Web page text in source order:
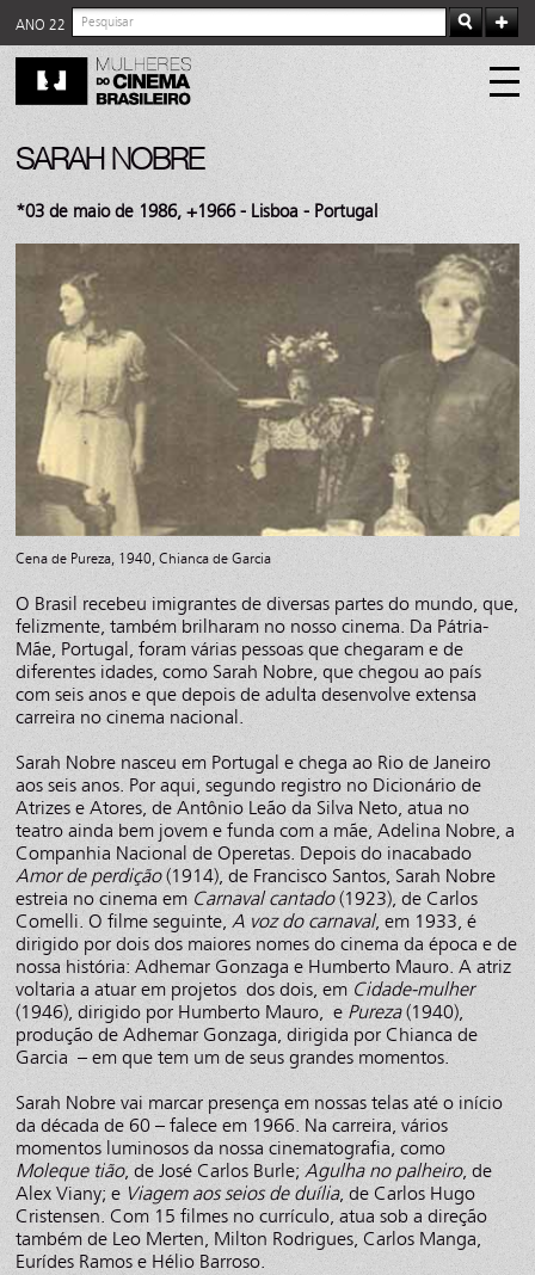
ANO 22
SARAH NOBRE
*03 de maio de 1986, +1966 - Lisboa - Portugal
Cena de Pureza, 1940, Chianca de Garcia
O Brasil recebeu imigrantes de diversas partes do mundo, que,
felizmente, também brilharam no nosso cinema. Da Pátria-
Mãe, Portugal, foram várias pessoas que chegaram e de
diferentes idades, como Sarah Nobre, que chegou ao país
com seis anos e que depois de adulta desenvolve extensa
carreira no cinema nacional.
Sarah Nobre nasceu em Portugal e chega ao Rio de Janeiro
aos seis anos. Por aqui, segundo registro no Dicionário de
Atrizes e Atores, de Antônio Leão da Silva Neto, atua no
teatro ainda bem jovem e funda com a mãe, Adelina Nobre, a
Companhia Nacional de Operetas. Depois do inacabado
Amor de perdição(1914), de Francisco Santos, Sarah Nobre
estreia no cinema em Carnaval cantado(1923), de Carlos
Comelli. O filme seguinte,A voz do carnaval, em 1933, é
dirigido por dois dos maiores nomes do cinema da época e de
nossa história: Adhemar Gonzaga e Humberto Mauro. A atriz
voltaria a atuar em projetos dos dois, em Cidade-mulher
(1946), dirigido por Humberto Mauro, e Pureza(1940),
produção de Adhemar Gonzaga, dirigida por Chianca de
Garcia – em que tem um de seus grandes momentos.
Sarah Nobre vai marcar presença em nossas telas até o início
da década de 60 – falece em 1966. Na carreira, vários
momentos luminosos da nossa cinematografia, como
Moleque tião, de José Carlos Burle;Agulha no palheiro, de
Alex Viany; e Viagem aos seios de duília, de Carlos Hugo
Cristensen. Com 15 filmes no currículo, atua sob a direção
também de Leo Merten, Milton Rodrigues, Carlos Manga,
Eurídes Ramos e Hélio Barroso.